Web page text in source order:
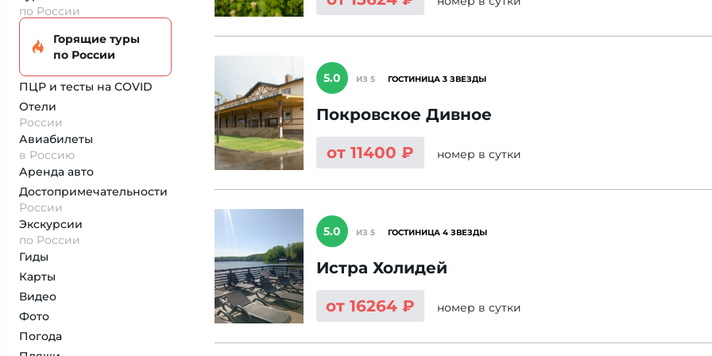
по России
Горящие туры
по России
ПЦР и тесты на COVID
Отели
России
Авиабилеты
в Россию
Аренда авто
Достопримеча­тельности
России
Экскурсии
по России
Гиды
Карты
Видео
Фото
Погода
5.0 ИЗ 5 ГОСТИНИЦА 3 ЗВЕЗДЫ
Покровское Дивное
от 11400 ₽
номер в сутки
5.0 ИЗ 5 ГОСТИНИЦА 4 ЗВЕЗДЫ
Истра Холидей
от 16264 ₽
номер в сутки